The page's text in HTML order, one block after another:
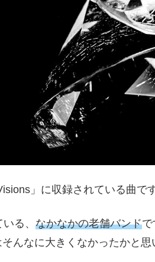
」に収録されている曲で
る、 なかなかの老舗バンドで
んなに大きくなかったかと思